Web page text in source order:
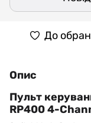
До
Опис
Пульт
RP400 4-